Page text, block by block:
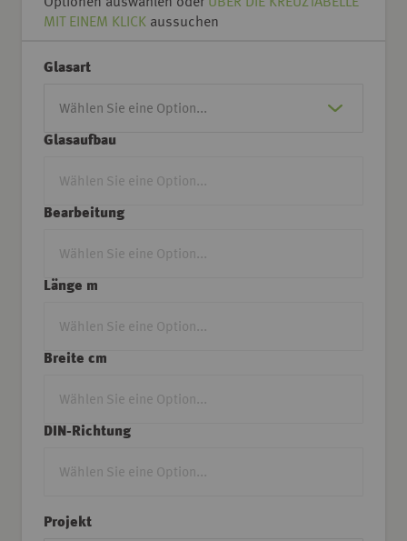
MIT EINEM KLICK aussuchen
Glasart
Glasaufbau
Bearbeitung
Länge m
Breite cm
DIN-Richtung
Projekt